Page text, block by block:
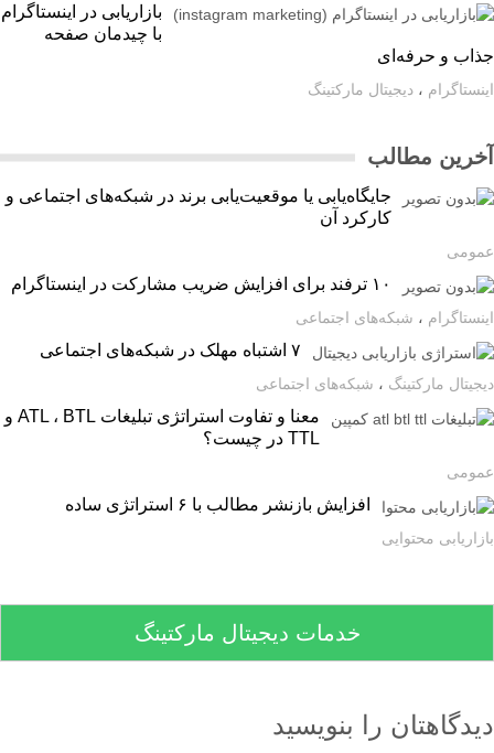
بازاریابی در اینستاگرام
با چیدمان صفحه
و حرفه‌ای
،دیجیتال مارکتینگ
مطالب
جایگاه‌یابی یا موقعیت‌یابی برند در شبکه‌های اجتماعی و
کارکرد آن
۱۰ ترفند برای افزایش ضریب مشارکت در اینستاگرام
،شبکه‌های اجتماعی
مارکتینگ،شبکه‌های اجتماعی
معنا و تفاوت استراتژی تبلیغات ATL ، BTL و
TTL در چیست؟
افزایش بازنشر مطالب با ۶ استراتژی ساده
محتوایی
خدمات دیجیتال مارکتینگ
را بنویسید